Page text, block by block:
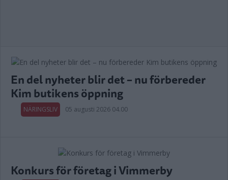
En del nyheter blir det – nu förbereder
Kim butikens öppning
NÄRINGSLIV 05 augusti 2026 04.00
Konkurs för företag i Vimmerby